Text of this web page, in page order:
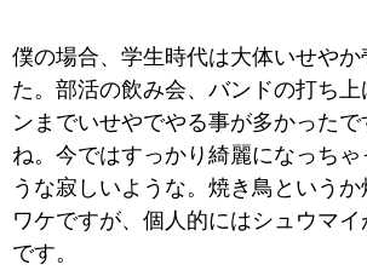
僕の場合、学生時代は大体いせやか
た。部活の飲み会、バンドの打ち上
ンまでいせやでやる事が多かった
ね。今ではすっかり綺麗になっちゃ
うな寂しいような。焼き鳥という
ワケですが、個人的にはシュウマイ
です。